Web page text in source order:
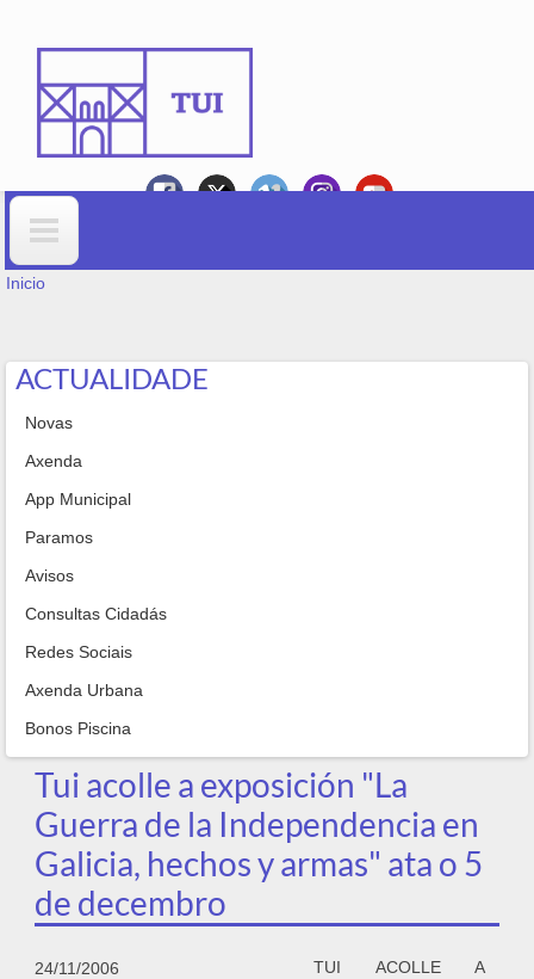
Formulario de busca
VOSTEDE ESTÁ AQUÍ
Inicio
ACTUALIDADE
Novas
Axenda
App Municipal
Paramos
Avisos
Consultas Cidadás
Redes Sociais
Axenda Urbana
Bonos Piscina
Tui acolle a exposición "La
Guerra de la Independencia en
Galicia, hechos y armas" ata o 5
de decembro
24/11/2006
TUI ACOLLE A